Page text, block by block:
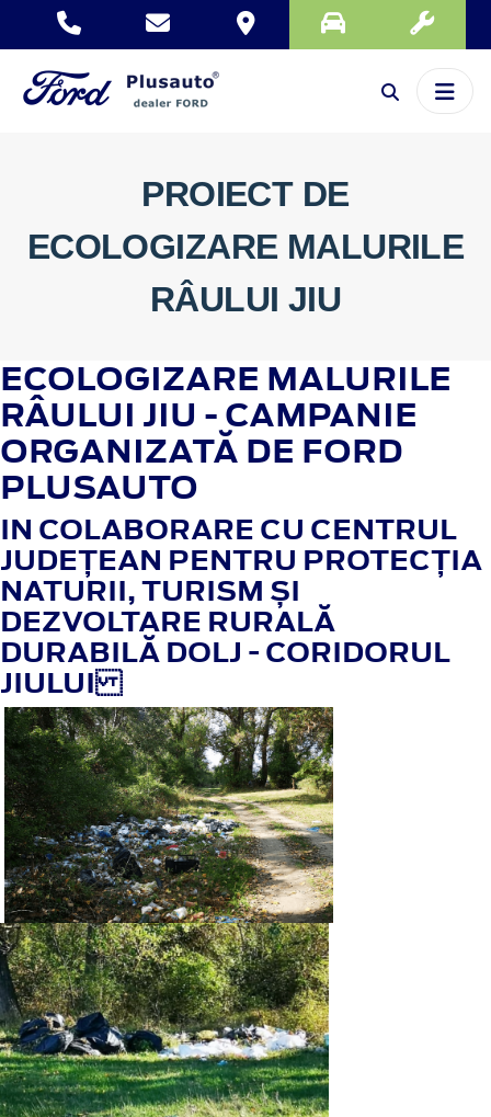
PROIECT DE
ECOLOGIZARE MALURILE
RÂULUI JIU
ECOLOGIZARE MALURILE
RÂULUI JIU - CAMPANIE
ORGANIZATĂ DE FORD
PLUSAUTO
IN COLABORARE CU CENTRUL
JUDEȚEAN PENTRU PROTECȚIA
NATURII, TURISM ȘI
DEZVOLTARE RURALĂ
DURABILĂ DOLJ - CORIDORUL
JIULUI